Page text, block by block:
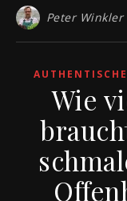
Peter Winkler
Wie